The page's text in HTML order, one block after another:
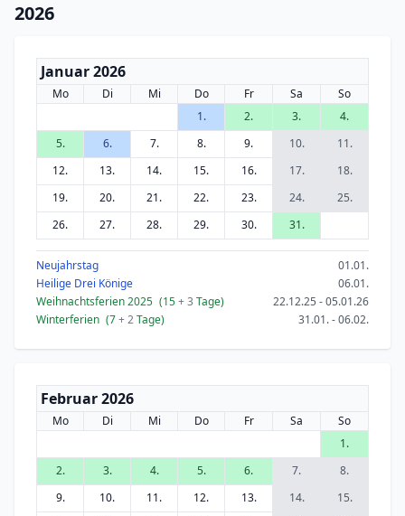
2026
Januar 2026
Mo Di Mi Do Fr Sa
So
1.
2. 3.
4.
5.
6. 7. 8. 9. 10.
11.
12.
13. 14. 15. 16. 17.
18.
19.
20. 21. 22. 23. 24.
25.
26.
27. 28. 29. 30. 31.
Neujahrstag
01.01.
Heilige Drei Könige
06.01.
Weihnachtsferien 2025 (15+ 3 Tage)
22.12.25 - 05.01.26
Winterferien (7+ 2Tage) 31.01. - 06.02.
Februar 2026
Mo Di Mi Do Fr Sa
So
1.
2.
3. 4. 5. 6. 7.
8.
9.
10. 11. 12. 13. 14.
15.